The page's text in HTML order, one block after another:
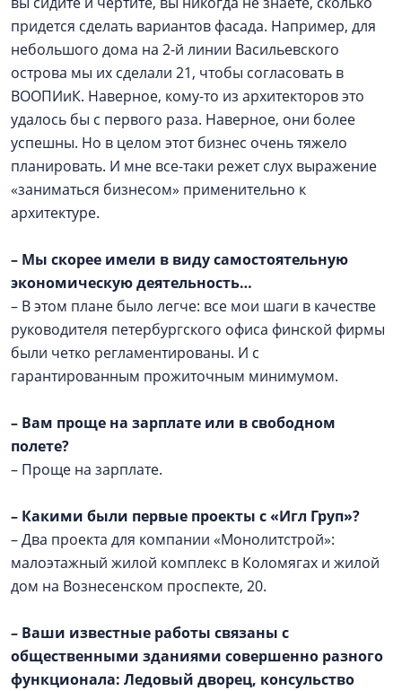
придется сделать вариантов фасада. Например, для
небольшого дома на 2-й линии Васильевского
острова мы их сделали 21, чтобы согласовать в
ВООПИиК. Наверное, кому-то из архитекторов это
удалось бы с первого раза. Наверное, они более
успешны. Но в целом этот бизнес очень тяжело
планировать. И мне все-таки режет слух выражение
«заниматься бизнесом» применительно к
архитектуре.
– Мы скорее имели в виду самостоятельную
экономическую деятельность…
– В этом плане было легче: все мои шаги в качестве
руководителя петербургского офиса финской фирмы
были четко регламентированы. И с
гарантированным прожиточным минимумом.
– Вам проще на зарплате или в свободном
полете?
– Проще на зарплате.
– Какими были первые проекты с «Игл Груп»?
– Два проекта для компании «Монолитстрой»:
малоэтажный жилой комплекс в Коломягах и жилой
дом на Вознесенском проспекте, 20.
– Ваши известные работы связаны с
общественными зданиями совершенно разного
функционала: Ледовый дворец, консульство